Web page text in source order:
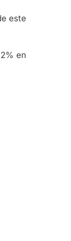
este
en